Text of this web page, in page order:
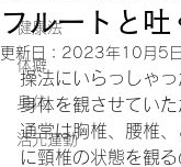
健康法
体癖
身体
活元運動
フルートと吐
更新日： 2023年10月5日
操法にいらっしゃっ
身体を観させていた
通常は胸椎、腰椎
に頸椎の状態を観